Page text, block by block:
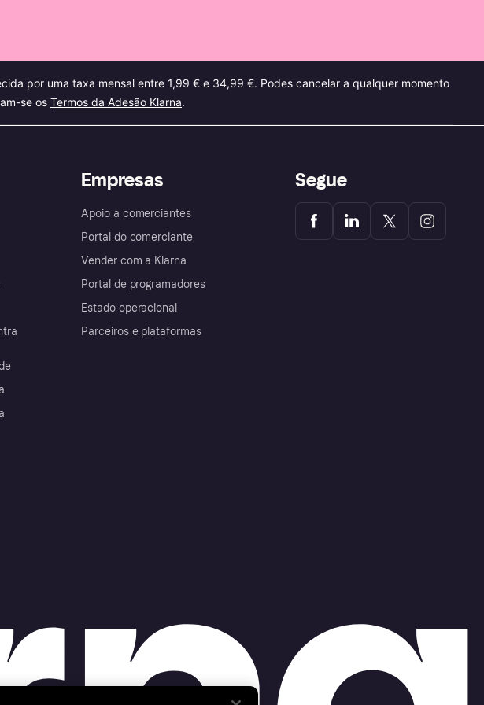
por uma taxa mensal entre 1,99 € e 34,99 €. Podes cancelar a qualquer momento
se os Termos da Adesão Klarna.
Empresas
Apoio a comerciantes
Portal do comerciante
Vender com a Klarna
Portal de programadores
Estado operacional
Parceiros e plataformas
Segue